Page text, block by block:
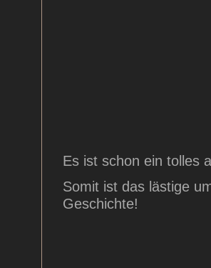
Es ist schon ein tolles
Somit ist das lästige
Geschichte!